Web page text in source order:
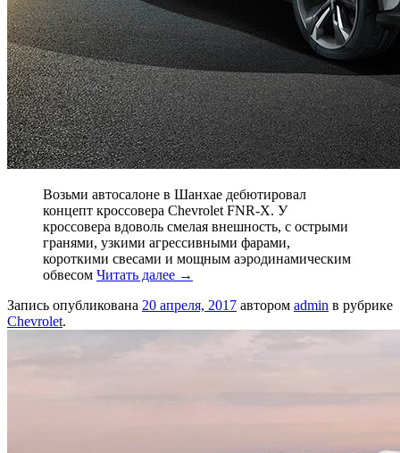
Возьми автосалоне в Шанхае дебютировал
концепт кроссовера Chevrolet FNR-X. У
кроссовера вдоволь смелая внешность, с острыми
гранями, узкими агрессивными фарами,
короткими свесами и мощным аэродинамическим
обвесом Читать далее →
Запись опубликована 20 апреля, 2017 автором admin в рубрике
Chevrolet.